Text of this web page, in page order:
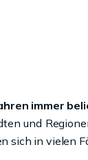
immer
und
sich in vielen